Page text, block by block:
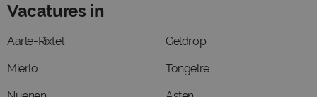
Vacatures in
Aarle-Rixtel
Mierlo
Geldrop
Tongelre